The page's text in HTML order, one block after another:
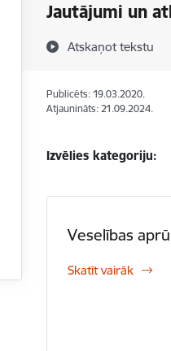
Jautājumi un
Atskaņot tekstu
Publicēts: 19.03.2020.
Atjaunināts: 21.09.2024.
Izvēlies kategoriju:
Veselības
Skatīt vairāk